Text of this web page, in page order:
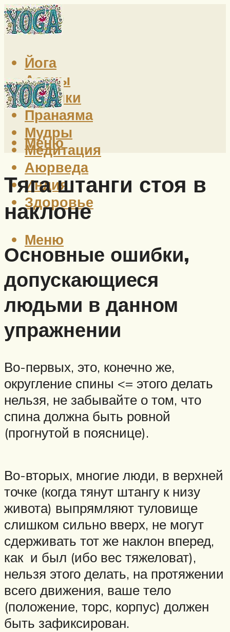
Йога
Асаны
Техники
Пранаяма
Мудры
Медитация
Аюрведа
Индия
Здоровье
Меню
Меню
Тяга штанги стоя в
наклоне
Основные ошибки,
допускающиеся
людьми в данном
упражнении
Во-первых, это, конечно же,
округление спины <= этого делать
нельзя, не забывайте о том, что
спина должна быть ровной
(прогнутой в пояснице).
Во-вторых, многие люди, в верхней
точке (когда тянут штангу к низу
живота) выпрямляют туловище
слишком сильно вверх, не могут
сдерживать тот же наклон вперед,
как и был (ибо вес тяжеловат),
нельзя этого делать, на протяжении
всего движения, ваше тело
(положение, торс, корпус) должен
быть зафиксирован.